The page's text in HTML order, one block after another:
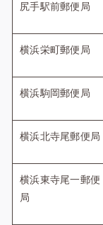
尻手駅前郵便局
横浜栄町郵便局
横浜駒岡郵便局
横浜北寺尾郵便局
横浜東寺尾一郵便
局